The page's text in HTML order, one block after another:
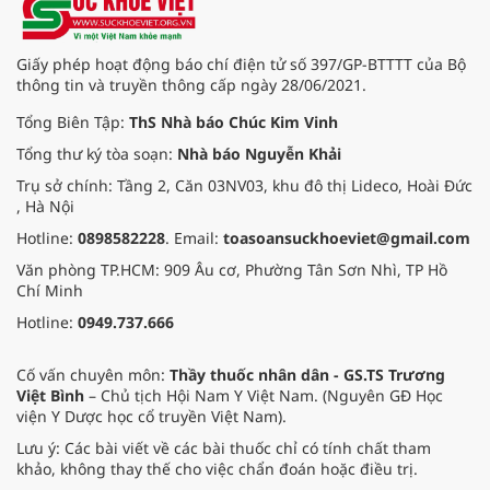
Giấy phép hoạt động báo chí điện tử số 397/GP-BTTTT của Bộ
thông tin và truyền thông cấp ngày 28/06/2021.
Tổng Biên Tập: ThS Nhà báo Chúc Kim Vinh
Tổng thư ký tòa soạn: Nhà báo Nguyễn Khải
Trụ sở chính: Tầng 2, Căn 03NV03, khu đô thị Lideco, Hoài Đức
, Hà Nội
Hotline: 0898582228. Email: toasoansuckhoeviet@gmail.com
Văn phòng TP.HCM: 909 Âu cơ, Phường Tân Sơn Nhì, TP Hồ
Chí Minh
Hotline: 0949.737.666
Cố vấn chuyên môn: Thầy thuốc nhân dân - GS.TS Trương
Việt Bình – Chủ tịch Hội Nam Y Việt Nam. (Nguyên GĐ Học
viện Y Dược học cổ truyền Việt Nam).
Lưu ý: Các bài viết về các bài thuốc chỉ có tính chất tham
khảo, không thay thế cho việc chẩn đoán hoặc điều trị.